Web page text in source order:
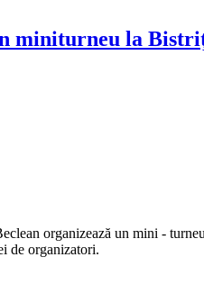
miniturneu la
organizează un mini -
de organizatori.